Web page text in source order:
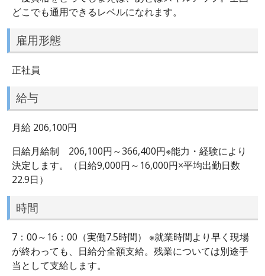
どこでも通用できるレベルになれます。
雇用形態
正社員
給与
月給 206,100円
日給月給制 206,100円～366,400円※能力・経験により
決定します。（日給9,000円～16,000円×平均出勤日数
22.9日）
時間
7：00～16：00（実働7.5時間） ※就業時間より早く現場
が終わっても、日給分全額支給。残業については別途手
当として支給します。